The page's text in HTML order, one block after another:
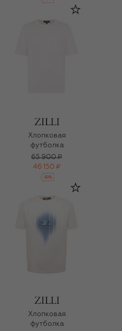
Хлопковая
футболка
65 900 ₽
46 150 ₽
-30%
Хлопковая
футболка